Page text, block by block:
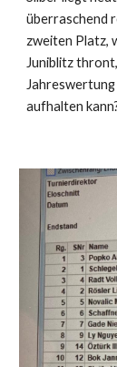
überraschend
zweiten Platz,
Juniblitz
aufhalten